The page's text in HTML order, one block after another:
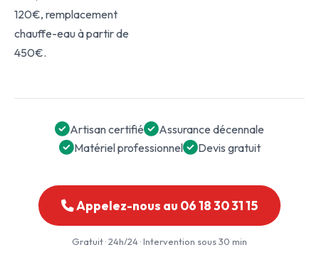
120€, remplacement
chauffe-eau à partir de
450€.
Artisan certifié
Assurance décennale
Matériel professionnel
Devis gratuit
Appelez-nous au 06 18 30 31 15
Gratuit · 24h/24 · Intervention sous 30 min